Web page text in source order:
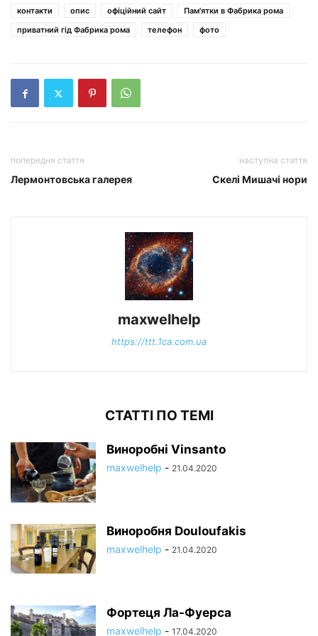
контакти опис офіційний сайт
Пам'ятки в Фабрика рома
приватний гід Фабрика рома
телефон фото
попередня стаття
Лермонтовська галерея
наступна стаття
Скелі Мишачі нори
maxwelhelp
https://ttt.1ca.com.ua
СТАТТІ ПО ТЕМІ
Виноробні Vinsanto
maxwelhelp - 21.04.2020
Виноробня Douloufakis
maxwelhelp - 21.04.2020
Фортеця Ла-Фуерса
maxwelhelp - 17.04.2020